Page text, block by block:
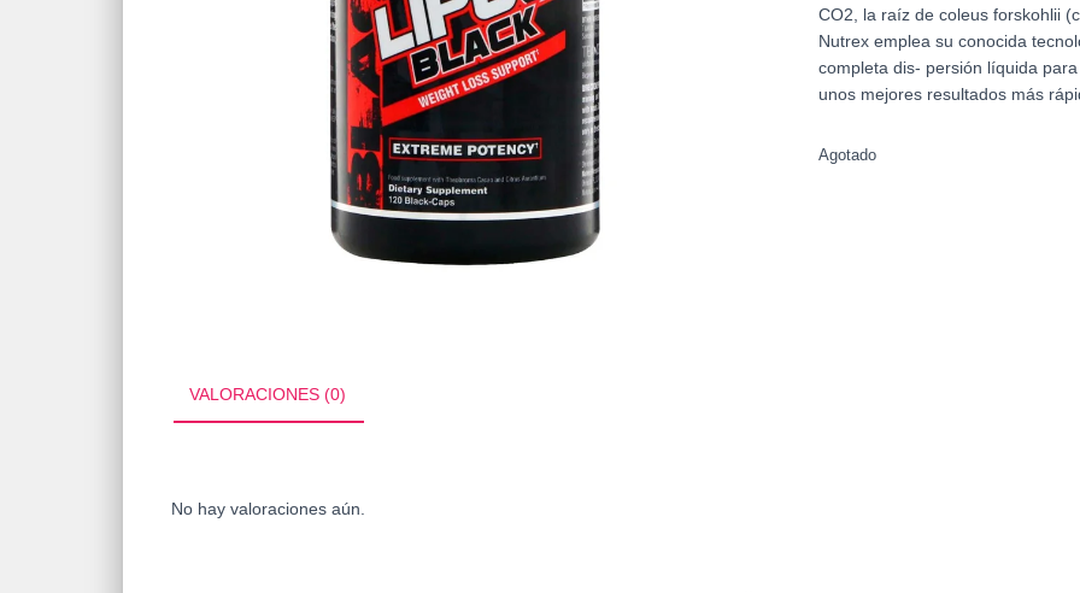
CO2, la raíz de coleus forskohlii
Nutrex emplea su conocida
completa dis- persión líquida
unos mejores resultados más
Agotado
VALORACIONES (0)
No hay valoraciones aún.